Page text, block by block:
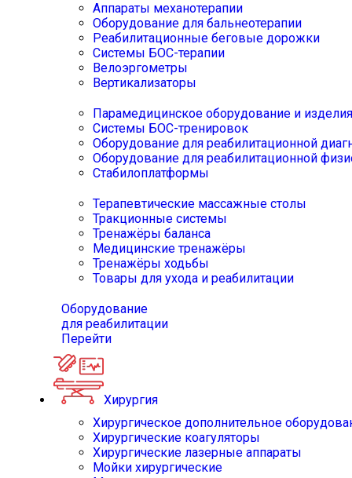
Аппараты механотерапии
Оборудование для бальнеотерапии
Реабилитационные беговые дорожки
Системы БОС-терапии
Велоэргометры
Вертикализаторы
Парамедицинское оборудование и изделия
Системы БОС-тренировок
Оборудование для реабилитационной
Оборудование для реабилитационной
Стабилоплатформы
Терапевтические массажные столы
Тракционные системы
Тренажёры баланса
Медицинские тренажёры
Тренажёры ходьбы
Товары для ухода и реабилитации
Оборудование
для реабилитации
Перейти
Хирургия
Хирургическое дополнительное
Хирургические коагуляторы
Хирургические лазерные аппараты
Мойки хирургические